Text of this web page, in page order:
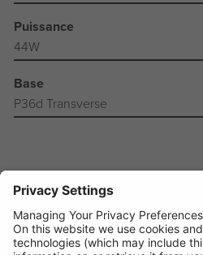
Puissance
44W
Base
P36d Transverse